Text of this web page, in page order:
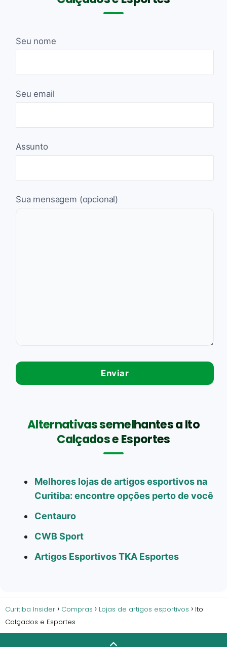
Seu nome
Seu email
Assunto
Sua mensagem (opcional)
Alternativas semelhantes a Ito
Calçados e Esportes
Melhores lojas de artigos esportivos na
Curitiba: encontre opções perto de você
Centauro
CWB Sport
Artigos Esportivos TKA Esportes
Curitiba Insider Compras Lojas de artigos esportivos
Ito
Calçados e Esportes